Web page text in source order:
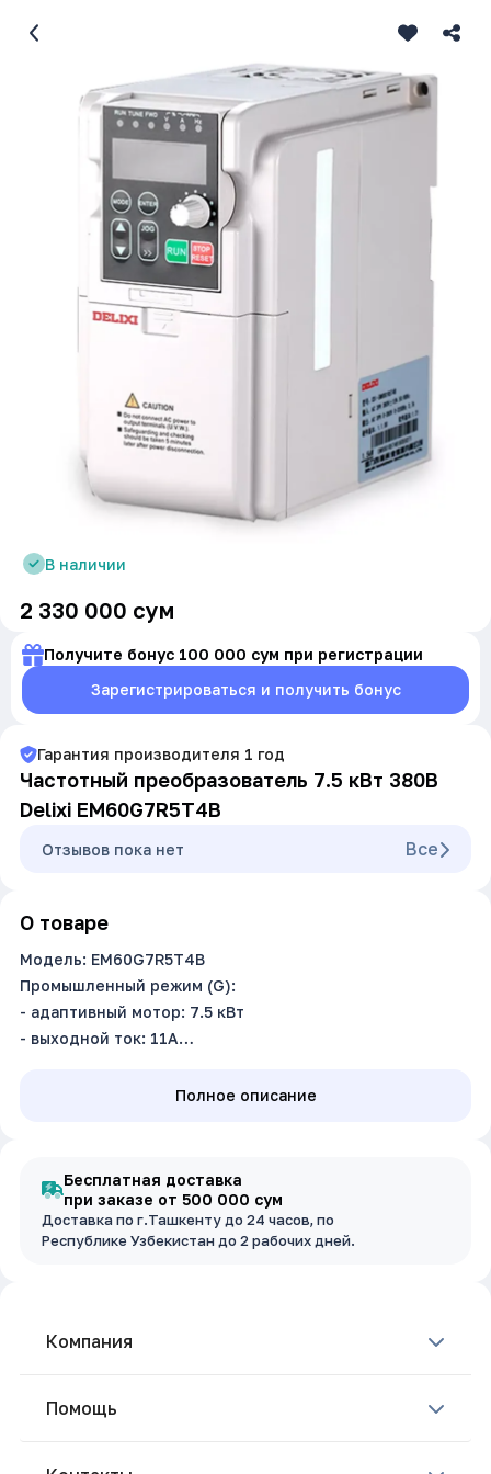
В наличии
2 330 000 сум
Получите бонус 100 000 сум при регистрации
Зарегистрироваться и получить бонус
Гарантия производителя 1 год
Частотный преобразователь 7.5 кВт 380В
Delixi EM60G7R5T4B
Oтзывов пока нет Все
О товаре
Модель: EM60G7R5T4B
Промышленный режим (G):
- адаптивный мотор: 7.5 кВт
- выходной ток: 11А
Входное напряжение: 3~380В ±15%, 50/60Гц
Полное описание
Бесплатная доставка
при заказе от 500 000 сум
Доставка по г.Ташкенту до 24 часов, по
Республике Узбекистан до 2 рабочих дней.
Компания
Помощь